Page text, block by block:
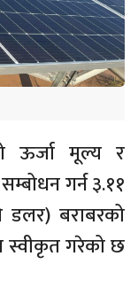
ऊर्जा मूल्य र
गर्न ३.११
बराबरको
स्वीकृत गरेको छ